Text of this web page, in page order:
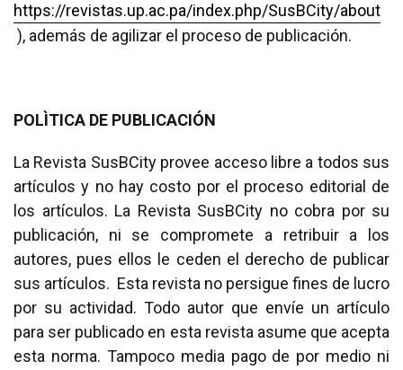
https://revistas.up.ac.pa/index.php/SusBCity/about
), además de agilizar el proceso de publicación.
POLÌTICA DE PUBLICACIÓN
La Revista SusBCity provee acceso libre a todos sus
artículos y no hay costo por el proceso editorial de
los artículos. La Revista SusBCity no cobra por su
publicación, ni se compromete a retribuir a los
autores, pues ellos le ceden el derecho de publicar
sus artículos. Esta revista no persigue fines de lucro
por su actividad. Todo autor que envíe un artículo
para ser publicado en esta revista asume que acepta
esta norma. Tampoco media pago de por medio ni